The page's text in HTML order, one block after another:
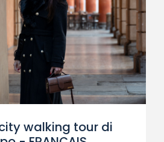
walking tour di